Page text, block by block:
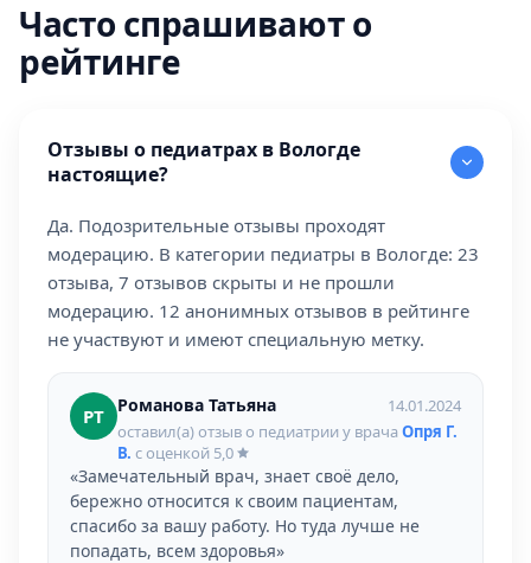
Часто спрашивают о
рейтинге
Отзывы о педиатрах в Вологде
настоящие?
Да. Подозрительные отзывы проходят
модерацию. В категории педиатры в Вологде: 23
отзыва, 7 отзывов скрыты и не прошли
модерацию. 12 анонимных отзывов в рейтинге
не участвуют и имеют специальную метку.
РТ Романова Татьяна
14.01.2024
оставил(а) отзыв о педиатрии у врачаОпря Г.
В. с оценкой 5,0
«Замечательный врач, знает своё дело,
бережно относится к своим пациентам,
спасибо за вашу работу. Но туда лучше не
попадать, всем здоровья»